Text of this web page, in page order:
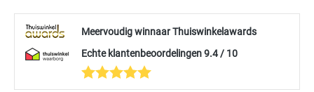
Meervoudig winnaar Thuiswinkelawards
Echte klantenbeoordelingen 9.4 / 10